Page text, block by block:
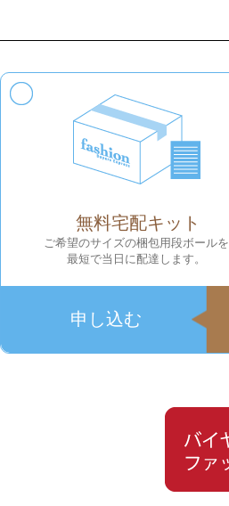
無料宅配キット
ご希望のサイズの梱包用段ボールを
最短で当日に配達します。
申し込む